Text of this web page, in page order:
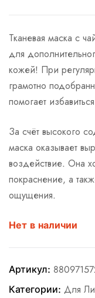
Тканевая маска с
для
кожей! При
грамотно
помогает
За счёт высокого
маска оказывает
воздействие. Она
покраснение, а
ощущения.
Нет в наличии
Артикул:
Категории: Для